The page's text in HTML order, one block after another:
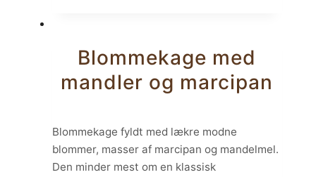
citron
Blommekage med
mandler og marcipan
Blommekage fyldt med lækre modne
blommer, masser af marcipan og mandelmel.
Den minder mest om en klassisk